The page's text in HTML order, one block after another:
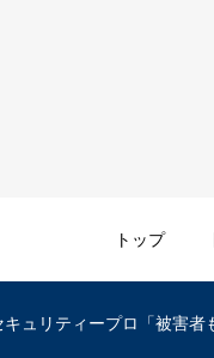
トップ
ュリティープロ「被害